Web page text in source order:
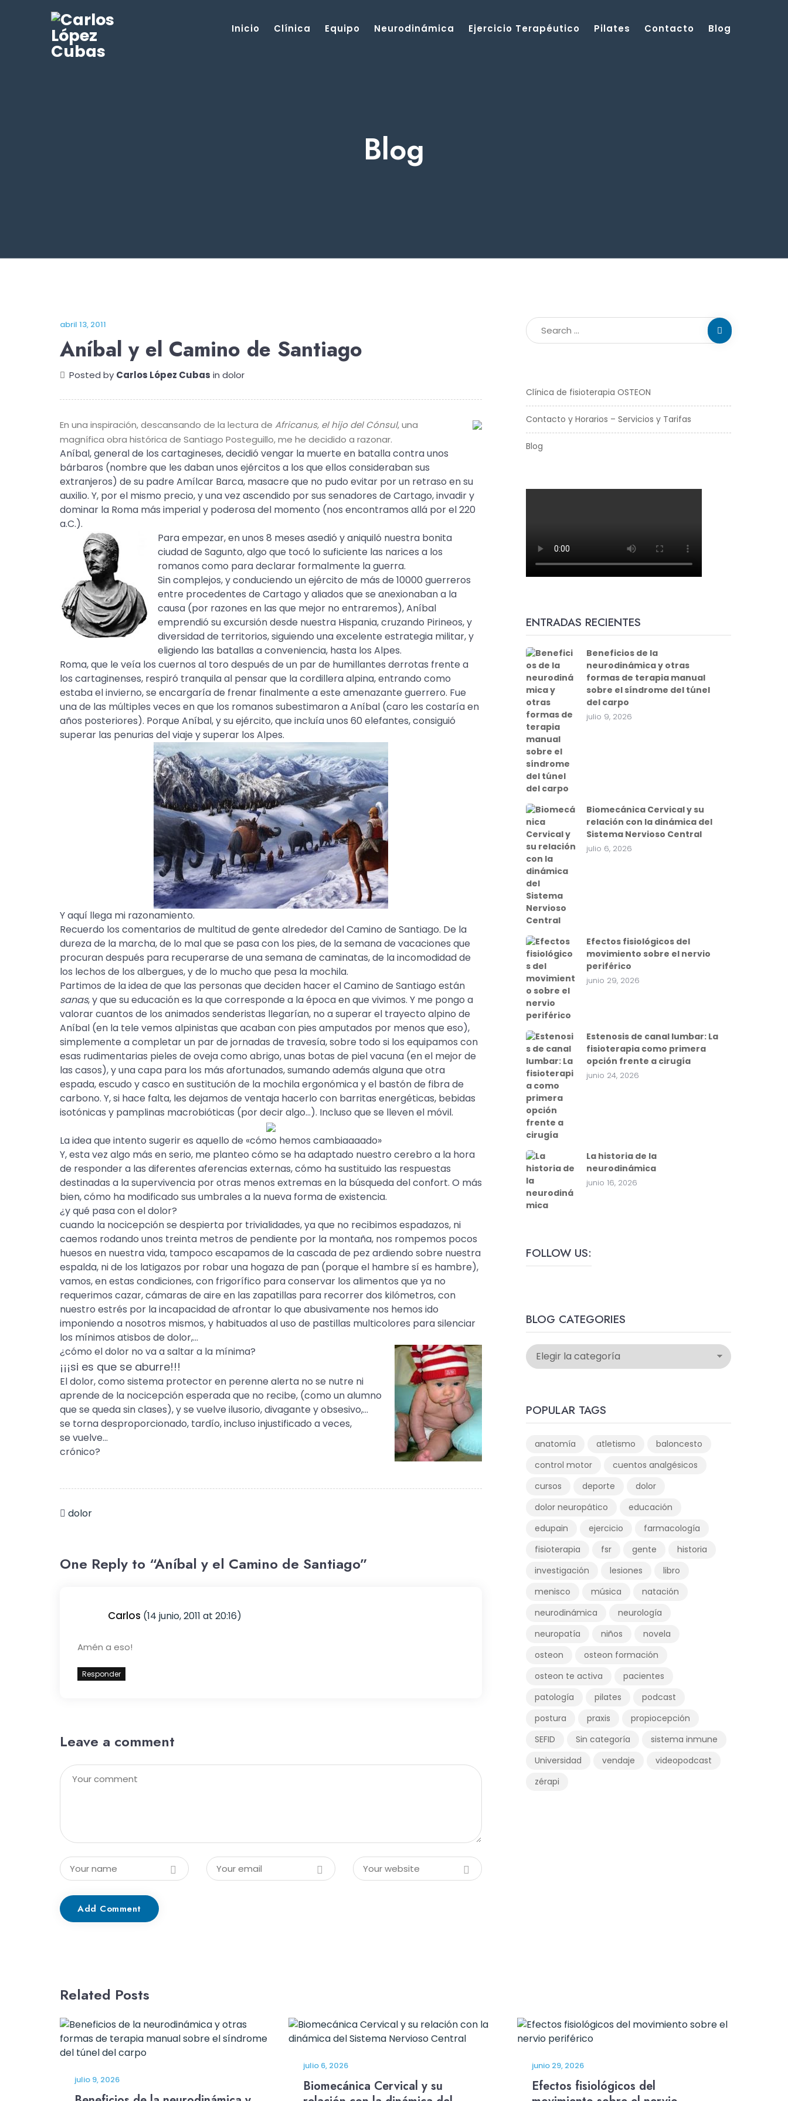
Inicio Clínica Equipo Neurodinámica Ejercicio Terapéutico Pilates Contacto Blog
Blog
abril 13, 2011
Aníbal y el Camino de Santiago
Posted by Carlos López Cubas in dolor
En una inspiración, descansando de la lectura de Africanus, el hijo del Cónsul, una
magnífica obra histórica de Santiago Posteguillo, me he decidido a razonar.
Aníbal, general de los cartagineses, decidió vengar la muerte en batalla contra unos
bárbaros (nombre que les daban unos ejércitos a los que ellos consideraban sus
extranjeros) de su padre Amílcar Barca, masacre que no pudo evitar por un retraso en su
auxilio. Y, por el mismo precio, y una vez ascendido por sus senadores de Cartago, invadir y
dominar la Roma más imperial y poderosa del momento (nos encontramos allá por el 220
a.C.).
Para empezar, en unos 8 meses asedió y aniquiló nuestra bonita
ciudad de Sagunto, algo que tocó lo suficiente las narices a los
romanos como para declarar formalmente la guerra.
Sin complejos, y conduciendo un ejército de más de 10000 guerreros
entre procedentes de Cartago y aliados que se anexionaban a la
causa (por razones en las que mejor no entraremos), Aníbal
emprendió su excursión desde nuestra Hispania, cruzando Pirineos, y
diversidad de territorios, siguiendo una excelente estrategia militar, y
eligiendo las batallas a conveniencia, hasta los Alpes.
Roma, que le veía los cuernos al toro después de un par de humillantes derrotas frente a
los cartaginenses, respiró tranquila al pensar que la cordillera alpina, entrando como
estaba el invierno, se encargaría de frenar finalmente a este amenazante guerrero. Fue
una de las múltiples veces en que los romanos subestimaron a Aníbal (caro les costaría en
años posteriores). Porque Aníbal, y su ejército, que incluía unos 60 elefantes, consiguió
superar las penurias del viaje y superar los Alpes.
Y aquí llega mi razonamiento.
Recuerdo los comentarios de multitud de gente alrededor del Camino de Santiago. De la
dureza de la marcha, de lo mal que se pasa con los pies, de la semana de vacaciones que
procuran después para recuperarse de una semana de caminatas, de la incomodidad de
los lechos de los albergues, y de lo mucho que pesa la mochila.
Partimos de la idea de que las personas que deciden hacer el Camino de Santiago están
sanas, y que su educación es la que corresponde a la época en que vivimos. Y me pongo a
valorar cuantos de los animados senderistas llegarían, no a superar el trayecto alpino de
Aníbal (en la tele vemos alpinistas que acaban con pies amputados por menos que eso),
simplemente a completar un par de jornadas de travesía, sobre todo si los equipamos con
esas rudimentarias pieles de oveja como abrigo, unas botas de piel vacuna (en el mejor de
las casos), y una capa para los más afortunados, sumando además alguna que otra
espada, escudo y casco en sustitución de la mochila ergonómica y el bastón de fibra de
carbono. Y, si hace falta, les dejamos de ventaja hacerlo con barritas energéticas, bebidas
isotónicas y pamplinas macrobióticas (por decir algo…). Incluso que se lleven el móvil.
La idea que intento sugerir es aquello de «cómo hemos cambiaaaado»
Y, esta vez algo más en serio, me planteo cómo se ha adaptado nuestro cerebro a la hora
de responder a las diferentes aferencias externas, cómo ha sustituido las respuestas
destinadas a la supervivencia por otras menos extremas en la búsqueda del confort. O más
bien, cómo ha modificado sus umbrales a la nueva forma de existencia.
¿y qué pasa con el dolor?
cuando la nocicepción se despierta por trivialidades, ya que no recibimos espadazos, ni
caemos rodando unos treinta metros de pendiente por la montaña, nos rompemos pocos
huesos en nuestra vida, tampoco escapamos de la cascada de pez ardiendo sobre nuestra
espalda, ni de los latigazos por robar una hogaza de pan (porque el hambre sí es hambre),
vamos, en estas condiciones, con frigorífico para conservar los alimentos que ya no
requerimos cazar, cámaras de aire en las zapatillas para recorrer dos kilómetros, con
nuestro estrés por la incapacidad de afrontar lo que abusivamente nos hemos ido
imponiendo a nosotros mismos, y habituados al uso de pastillas multicolores para silenciar
los mínimos atisbos de dolor,…
¿cómo el dolor no va a saltar a la mínima?
¡¡¡si es que se aburre!!!
El dolor, como sistema protector en perenne alerta no se nutre ni
aprende de la nocicepción esperada que no recibe, (como un alumno
que se queda sin clases), y se vuelve ilusorio, divagante y obsesivo,…
se torna desproporcionado, tardío, incluso injustificado a veces,
se vuelve…
crónico?
dolor
One Reply to “Aníbal y el Camino de Santiago”
Carlos (14 junio, 2011 at 20:16)
Amén a eso!
Responder
Leave a comment
Add Comment
Clínica de fisioterapia OSTEON
Contacto y Horarios – Servicios y Tarifas
Blog
ENTRADAS RECIENTES
Beneficios de la
neurodinámica y otras
formas de terapia manual
sobre el síndrome del túnel
del carpo
julio 9, 2026
Biomecánica Cervical y su
relación con la dinámica del
Sistema Nervioso Central
julio 6, 2026
Efectos fisiológicos del
movimiento sobre el nervio
periférico
junio 29, 2026
Estenosis de canal lumbar: La
fisioterapia como primera
opción frente a cirugía
junio 24, 2026
La historia de la
neurodinámica
junio 16, 2026
FOLLOW US:
BLOG CATEGORIES
POPULAR TAGS
anatomía atletismo
baloncesto
control motor
cuentos analgésicos
cursos
deporte
dolor
dolor neuropático
educación
edupain
ejercicio
farmacología
fisioterapia
fsr gente
historia
investigación
lesiones
libro
menisco
música
natación
neurodinámica
neurología
neuropatía
niños
novela
osteon
osteon formación
osteon te activa
pacientes
patología
pilates
podcast
postura
praxis
propiocepción
SEFID
Sin categoría
sistema inmune
Universidad
vendaje
videopodcast
zérapi
Related Posts
julio 9, 2026
julio 6, 2026
Biomecánica Cervical y su
junio 29, 2026
Efectos fisiológicos del